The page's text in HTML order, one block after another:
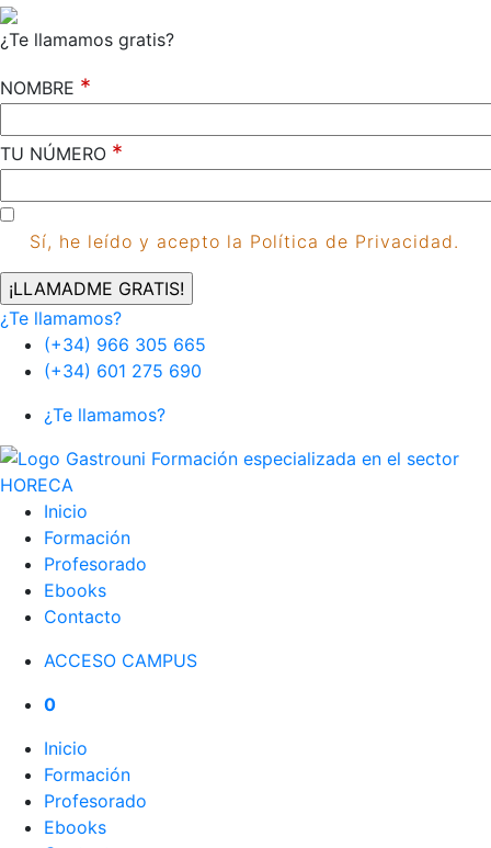
¿Te llamamos gratis?
NOMBRE *
TU NÚMERO *
Sí, he leído y acepto la Política de Privacidad.
¿Te llamamos?
(+34) 966 305 665
(+34) 601 275 690
¿Te llamamos?
Inicio
Formación
Profesorado
Ebooks
Contacto
ACCESO CAMPUS
0
Inicio
Formación
Profesorado
Ebooks